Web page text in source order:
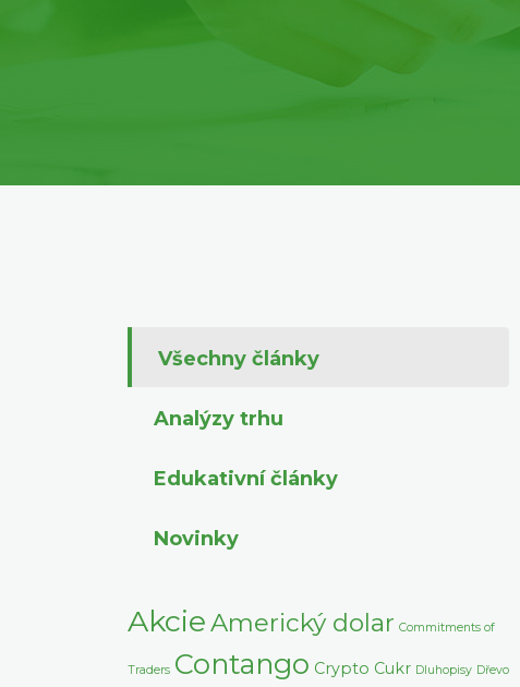
Všechny články
Analýzy trhu
Edukativní články
Novinky
AkcieAmerický dolar Commitments of
Traders Contango Crypto Cukr Dluhopisy Dřevo